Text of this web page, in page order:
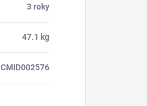
3 roky
47.1 kg
CMID002576